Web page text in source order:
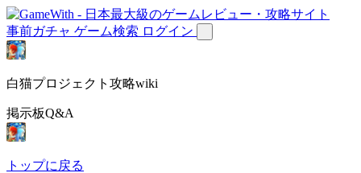
事前ガチャ ゲーム検索 ログイン
白猫プロジェクト攻略wiki
掲示板Q&A
トップに戻る